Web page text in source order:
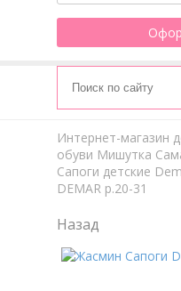
Интернет-магазин
обуви Мишутка
Сапоги детские
DEMAR р.20-31
Назад